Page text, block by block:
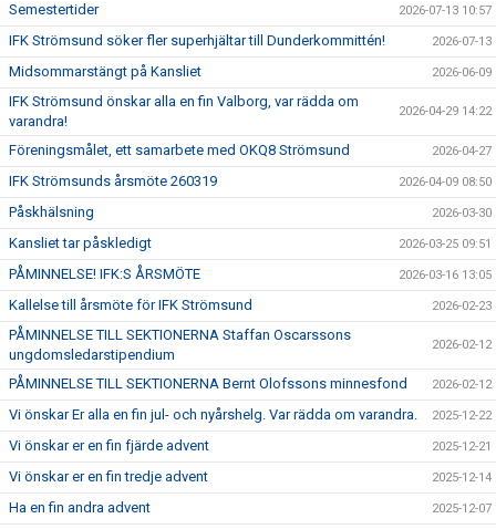
Semestertider 2026-07-13 10:57
IFK Strömsund söker fler superhjältar till Dunderkommittén! 2026-07-13
Midsommarstängt på Kansliet 2026-06-09
IFK Strömsund önskar alla en fin Valborg, var rädda om
varandra!
2026-04-29 14:22
Föreningsmålet, ett samarbete med OKQ8 Strömsund 2026-04-27
IFK Strömsunds årsmöte 260319 2026-04-09 08:50
Påskhälsning 2026-03-30
Kansliet tar påskledigt 2026-03-25 09:51
PÅMINNELSE! IFK:S ÅRSMÖTE 2026-03-16 13:05
Kallelse till årsmöte för IFK Strömsund 2026-02-23
PÅMINNELSE TILL SEKTIONERNA Staffan Oscarssons
ungdomsledarstipendium
2026-02-12
PÅMINNELSE TILL SEKTIONERNA Bernt Olofssons minnesfond 2026-02-12
Vi önskar Er alla en fin jul- och nyårshelg. Var rädda om varandra. 2025-12-22
Vi önskar er en fin fjärde advent 2025-12-21
Vi önskar er en fin tredje advent 2025-12-14
Ha en fin andra advent 2025-12-07